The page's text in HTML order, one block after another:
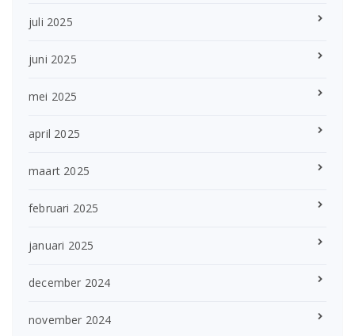
juli 2025
juni 2025
mei 2025
april 2025
maart 2025
februari 2025
januari 2025
december 2024
november 2024